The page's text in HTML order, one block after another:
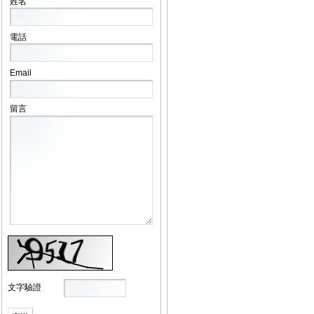
電話
Email
留言
文字驗證